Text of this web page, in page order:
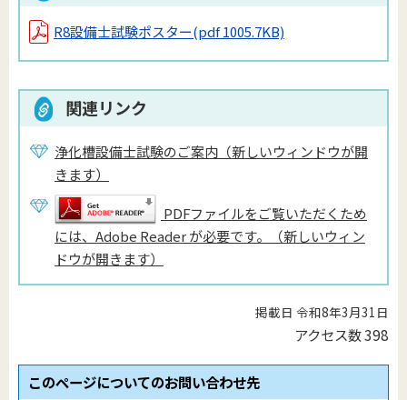
R8設備士試験ポスター(pdf 1005.7KB)
関連リンク
浄化槽設備士試験のご案内（新しいウィンドウが開
きます）
PDFファイルをご覧いただくため
には、Adobe Reader が必要です。（新しいウィン
ドウが開きます）
掲載日 令和8年3月31日
アクセス数398
このページについてのお問い合わせ先